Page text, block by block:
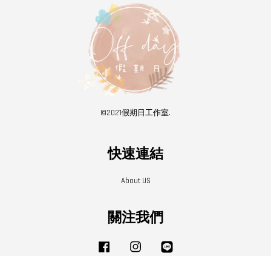
©2021假期日工作室.
快速連結
About US
關注我們
Facebook Instagram